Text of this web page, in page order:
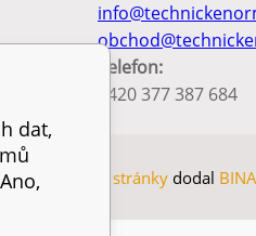
Telefon:
+420 377 387 684
WWW stránky dodal
dat,